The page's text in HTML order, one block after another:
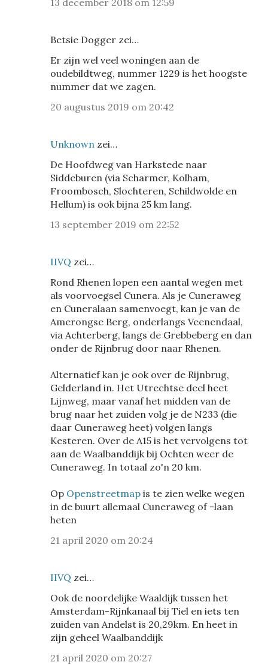
13 december 2018 om 12:59
Betsie Dogger zei…
Er zijn wel veel woningen aan de
oudebildtweg, nummer 1229 is het hoogste
nummer dat we zagen.
20 augustus 2019 om 20:42
Unknown zei…
De Hoofdweg van Harkstede naar
Siddeburen (via Scharmer, Kolham,
Froombosch, Slochteren, Schildwolde en
Hellum) is ook bijna 25 km lang.
13 september 2019 om 22:52
IIVQ zei…
Rond Rhenen lopen een aantal wegen met
als voorvoegsel Cunera. Als je Cuneraweg
en Cuneralaan samenvoegt, kan je van de
Amerongse Berg, onderlangs Veenendaal,
via Achterberg, langs de Grebbeberg en dan
onder de Rijnbrug door naar Rhenen.
Alternatief kan je ook over de Rijnbrug,
Gelderland in. Het Utrechtse deel heet
Lijnweg, maar vanaf het midden van de
brug naar het zuiden volg je de N233 (die
daar Cuneraweg heet) volgen langs
Kesteren. Over de A15 is het vervolgens tot
aan de Waalbanddijk bij Ochten weer de
Cuneraweg. In totaal zo'n 20 km.
Op Openstreetmap is te zien welke wegen
in de buurt allemaal Cuneraweg of -laan
heten
21 april 2020 om 20:24
IIVQ zei…
Ook de noordelijke Waaldijk tussen het
Amsterdam-Rijnkanaal bij Tiel en iets ten
zuiden van Andelst is 20,29km. En heet in
zijn geheel Waalbanddijk
21 april 2020 om 20:27